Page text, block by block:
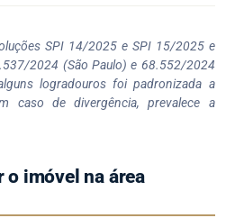
SPI 14/2025 e SPI 15/2025 e
2024 (São Paulo) e 68.552/2024
logradouros foi padronizada a
caso de divergência, prevalece a
o imóvel na área